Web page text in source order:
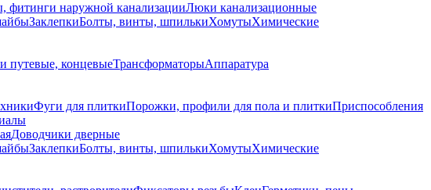
фитинги наружной канализацииЛюки канализационные
ЗаклепкиБолты, винты, шпилькиХомутыХимические
путевые, концевыеТрансформаторыАппаратура
Фуги для плиткиПорожки, профили для пола и плиткиПриспособления
Доводчики дверные
ЗаклепкиБолты, винты, шпилькиХомутыХимические